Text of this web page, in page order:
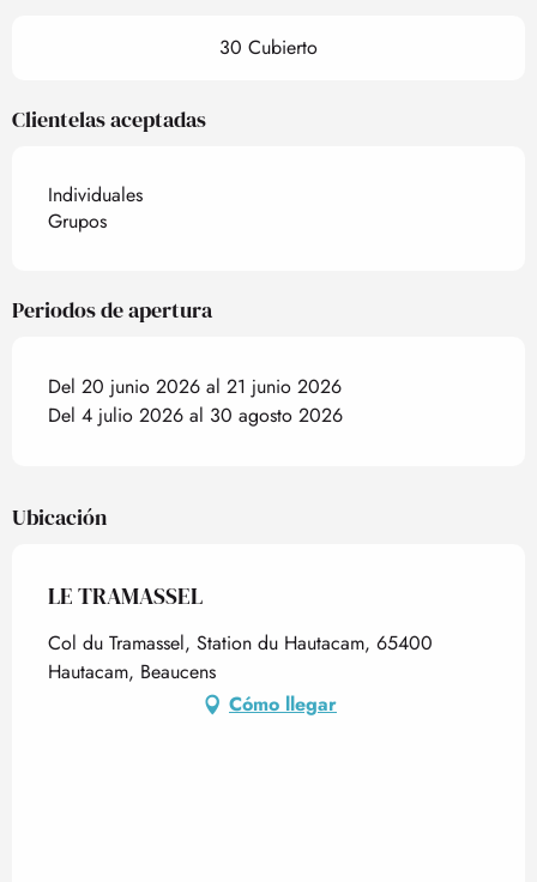
30 Cubierto
Clientelas aceptadas
Individuales
Grupos
Periodos de apertura
Del 20 junio 2026 al 21 junio 2026
Del 4 julio 2026 al 30 agosto 2026
Ubicación
LE TRAMASSEL
Col du Tramassel, Station du Hautacam, 65400
Hautacam, Beaucens
Cómo llegar